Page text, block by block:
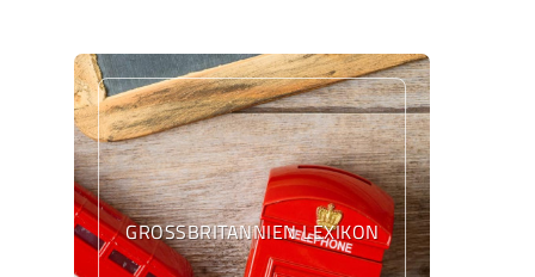
GROSSBRITANNIEN LEXIKON